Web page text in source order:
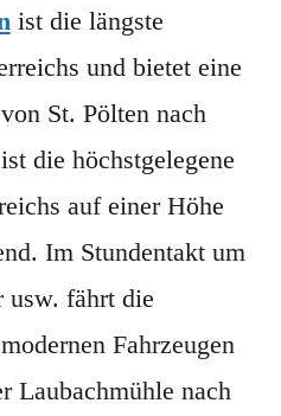
ist die längste
und bietet eine
St. Pölten nach
die höchstgelegene
auf einer Höhe
Im Stundentakt um
usw. fährt die
Fahrzeugen
Laubachmühle nach